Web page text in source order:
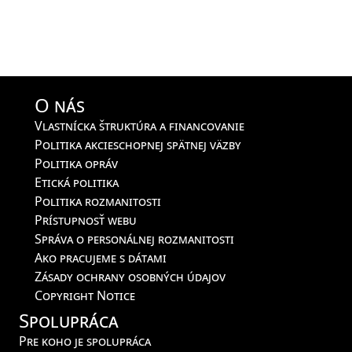
O nás
Vlastnícka štruktúra a financovanie
Politika akcieschopnej spätnej väzby
Politika opráv
Etická politika
Politika rozmanitosti
Prístupnosť webu
Správa o personálnej rozmanitosti
Ako pracujeme s dátami
Zásady ochrany osobných údajov
Copyright Notice
Spolupráca
Pre koho je spolupráca